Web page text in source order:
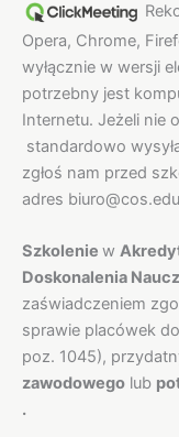
Opera, Chrome,
wyłącznie w wersji
potrzebny jest
Internetu. Jeżeli nie
standardowo
zgłoś nam przed
adres
Szkolenie w
Doskonalenia
zaświadczeniem
sprawie placówek
poz. 1045),
zawodowego lub
.